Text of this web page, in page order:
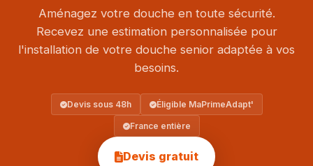
Aménagez votre douche en toute sécurité.
Recevez une estimation personnalisée pour
l'installation de votre douche senior adaptée à vos
besoins.
Devis sous 48h Éligible MaPrimeAdapt'
France entière
Devis gratuit